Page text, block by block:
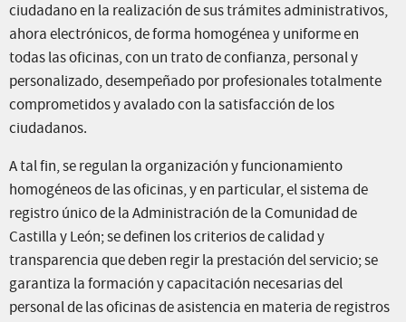
ciudadano en la realización de sus trámites administrativos,
ahora electrónicos, de forma homogénea y uniforme en
todas las oficinas, con un trato de confianza, personal y
personalizado, desempeñado por profesionales totalmente
comprometidos y avalado con la satisfacción de los
ciudadanos.
A tal fin, se regulan la organización y funcionamiento
homogéneos de las oficinas, y en particular, el sistema de
registro único de la Administración de la Comunidad de
Castilla y León; se definen los criterios de calidad y
transparencia que deben regir la prestación del servicio; se
garantiza la formación y capacitación necesarias del
personal de las oficinas de asistencia en materia de registros